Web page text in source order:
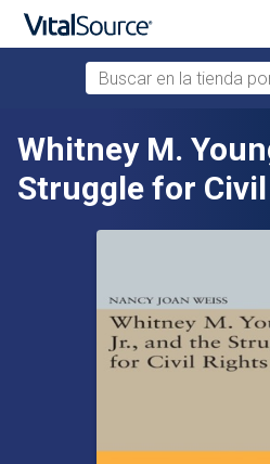
Saltar al contenido principal
Buscar en la tienda por
Whitney M.
Struggle for